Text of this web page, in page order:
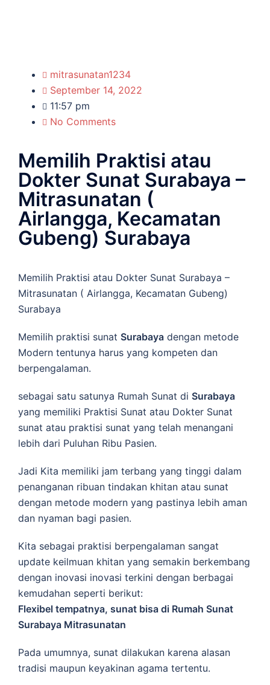
mitrasunatan1234
September 14, 2022
11:57 pm
No Comments
Memilih Praktisi atau
Dokter Sunat Surabaya –
Mitrasunatan (
Airlangga, Kecamatan
Gubeng) Surabaya
Memilih Praktisi atau Dokter Sunat Surabaya –
Mitrasunatan ( Airlangga, Kecamatan Gubeng)
Surabaya
Memilih praktisi sunat Surabaya dengan metode
Modern tentunya harus yang kompeten dan
berpengalaman.
sebagai satu satunya Rumah Sunat di Surabaya
yang memiliki Praktisi Sunat atau Dokter Sunat
sunat atau praktisi sunat yang telah menangani
lebih dari Puluhan Ribu Pasien.
Jadi Kita memiliki jam terbang yang tinggi dalam
penanganan ribuan tindakan khitan atau sunat
dengan metode modern yang pastinya lebih aman
dan nyaman bagi pasien.
Kita sebagai praktisi berpengalaman sangat
update keilmuan khitan yang semakin berkembang
dengan inovasi inovasi terkini dengan berbagai
kemudahan seperti berikut:
Flexibel tempatnya, sunat bisa di Rumah Sunat
Surabaya Mitrasunatan
Pada umumnya, sunat dilakukan karena alasan
tradisi maupun keyakinan agama tertentu.